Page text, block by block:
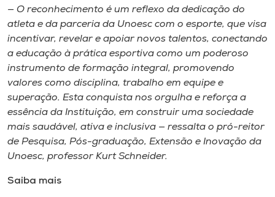
A+
A-
— O reconhecimento é um reflexo da dedicação do
atleta e da parceria da Unoesc com o esporte, que visa
incentivar, revelar e apoiar novos talentos, conectando
a educação à prática esportiva como um poderoso
instrumento de formação integral, promovendo
valores como disciplina, trabalho em equipe e
superação. Esta conquista nos orgulha e reforça a
essência da Instituição, em construir uma sociedade
mais saudável, ativa e inclusiva — ressalta o pró-reitor
de Pesquisa, Pós-graduação, Extensão e Inovação da
Unoesc, professor Kurt Schneider.
Saiba mais